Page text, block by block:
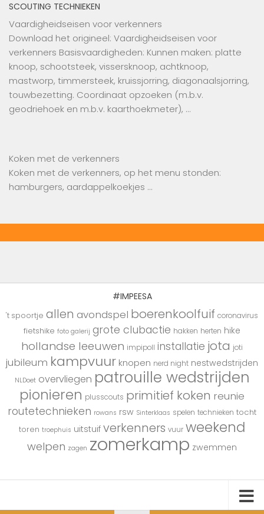
SCOUTING TECHNIEKEN
Vaardigheidseisen voor verkenners
Download het origineel: Vaardigheidseisen voor
verkenners Basisvaardigheden: Kunnen maken: platte
knoop, schootsteek, vissersknoop, achtknoop,
mastworp, timmersteek, kruissjorring, diagonaalsjorring,
touwbezetting. Coordinaat opzoeken (m.b.v.
geodriehoek en m.b.v. kaarthoekmeter), …
Koken met de verkenners
Koken met de ‪verkenners‬, op het menu stonden:
hamburgers, aardappelkoekjes …
#IMPEESA
't spoortje allen avondspel boerenkoolfuif coronavirus
fietshike foto galerij grote clubactie hakken herten hike
hollandse leeuwen impipoll installatie jota joti
jubileum kampvuur knopen nerd night nestwedstrijden
NLDoet overvliegen patrouille wedstrijden
pionieren plusscouts primitief koken reunie
routetechnieken rowans rsw Sinterklaas spelen technieken tocht
toren troephuis uitstuif verkenners vuur weekend
welpen zagen zomerkamp zwemmen